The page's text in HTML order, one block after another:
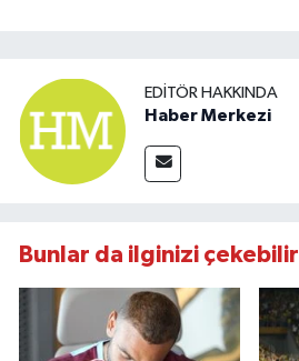
EDITÖR HAKKINDA
Haber Merkezi
Bunlar da ilginizi çekebilir